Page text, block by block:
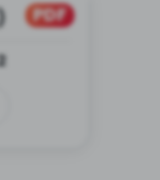
PDF